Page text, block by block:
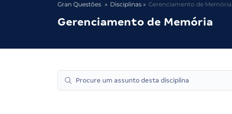
Gran Questões Disciplinas Gerenciamento de Memória
Gerenciamento de Memória